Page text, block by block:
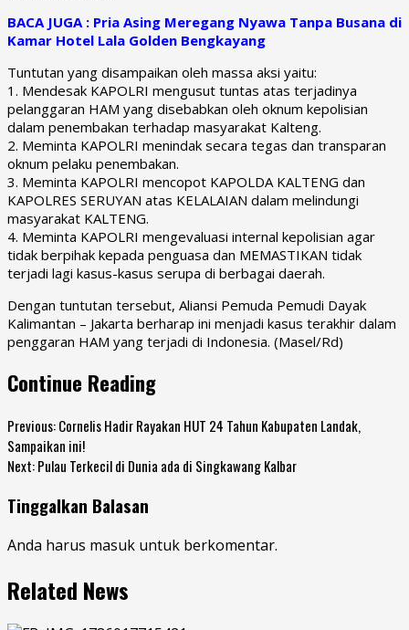
BACA JUGA : Pria Asing Meregang Nyawa Tanpa Busana di
Kamar Hotel Lala Golden Bengkayang
Tuntutan yang disampaikan oleh massa aksi yaitu:
1. Mendesak KAPOLRI mengusut tuntas atas terjadinya
pelanggaran HAM yang disebabkan oleh oknum kepolisian
dalam penembakan terhadap masyarakat Kalteng.
2. Meminta KAPOLRI menindak secara tegas dan transparan
oknum pelaku penembakan.
3. Meminta KAPOLRI mencopot KAPOLDA KALTENG dan
KAPOLRES SERUYAN atas KELALAIAN dalam melindungi
masyarakat KALTENG.
4. Meminta KAPOLRI mengevaluasi internal kepolisian agar
tidak berpihak kepada penguasa dan MEMASTIKAN tidak
terjadi lagi kasus-kasus serupa di berbagai daerah.
Dengan tuntutan tersebut, Aliansi Pemuda Pemudi Dayak
Kalimantan – Jakarta berharap ini menjadi kasus terakhir dalam
penggaran HAM yang terjadi di Indonesia. (Masel/Rd)
Continue Reading
Previous:Cornelis Hadir Rayakan HUT 24 Tahun Kabupaten Landak,
Sampaikan ini!
Next:Pulau Terkecil di Dunia ada di Singkawang Kalbar
Tinggalkan Balasan
Anda harus masuk untuk berkomentar.
Related News